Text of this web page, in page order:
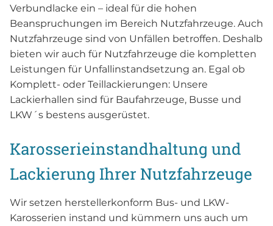
Verbundlacke ein – ideal für die hohen
Beanspruchungen im Bereich Nutzfahrzeuge. Auch
Nutzfahrzeuge sind von Unfällen betroffen. Deshalb
bieten wir auch für Nutzfahrzeuge die kompletten
Leistungen für Unfallinstandsetzung an. Egal ob
Komplett- oder Teillackierungen: Unsere
Lackierhallen sind für Baufahrzeuge, Busse und
LKW´s bestens ausgerüstet.
Karosserieinstandhaltung und
Lackierung Ihrer Nutzfahrzeuge
Wir setzen herstellerkonform Bus- und LKW-
Karosserien instand und kümmern uns auch um